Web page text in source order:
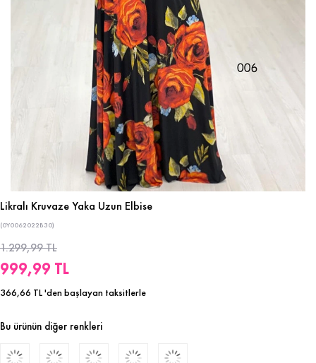
Likralı Kruvaze Yaka Uzun Elbise
(0Y0062022B30)
1.299,99 TL
999,99 TL
366,66 TL'den başlayan taksitlerle
Bu ürünün diğer renkleri